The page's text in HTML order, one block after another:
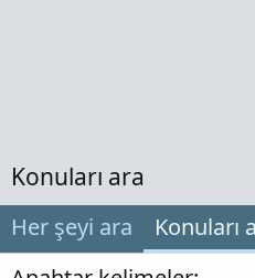
Konuları ara
Her şeyi ara Konuları